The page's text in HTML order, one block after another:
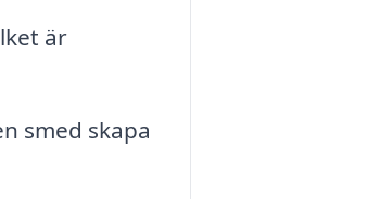
är
smed skapa